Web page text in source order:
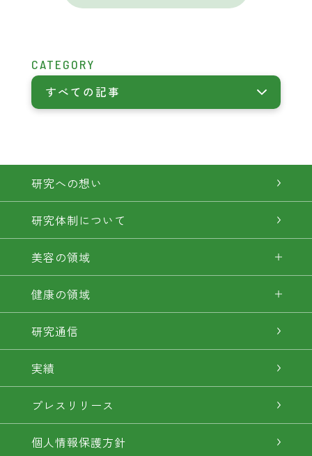
CATEGORY
すべての記事
研究への想い
研究体制について
美容の領域
健康の領域
研究通信
実績
プレスリリース
個人情報保護方針